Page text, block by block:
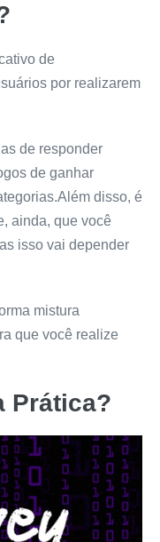
de
por realizarem
de responder
de ganhar
disso, é
ainda, que você
isso vai depender
mistura
que você realize
Prática?